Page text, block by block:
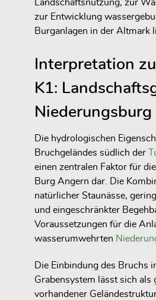
Landschaftsnutzung, zur
zur Entwicklung
Burganlagen in der Altmark
Interpretation
K1:
Niederungsburg
Die hydrologischen
Bruchgeländes südlich der
einen zentralen Faktor für
Burg Angern dar. Die
natürlicher Staunässe,
und eingeschränkter
Voraussetzungen für die
wasserumwehrten
Die Einbindung des Bruchs
Grabensystem lässt sich als
vorhandener